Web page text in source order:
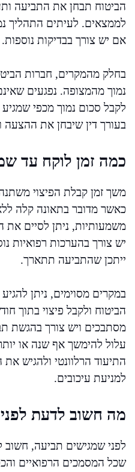
הביטוח תבחן את התביעה
לממצאים. לעיתים התהליך
אם יש צורך בבדיקות נוספות.
בחלק מהמקרים, חברות
נמוך מהמצופה. נפגעים
לקבל סכום נמוך מכפי
בעורך דין שיבחן את ההצעה
כמה זמן לוקח עד
משך זמן קבלת הפיצוי
כאשר מדובר בתאונה קלה
משמעותיות, ניתן לסיים
יש צורך בהערכות רפואיות
ייתכן שהתביעה תתארך.
במקרים מסוימים, ניתן
הביטוח ולקבל פיצוי בתוך
מסתבכים ויש צורך בהגשת
עלול להימשך אף שנה או
התיעוד הרלוונטי ולהגיש
למניעת עיכובים.
מה חשוב לדעת
לפני שמגישים תביעה, חשוב
שכל המסמכים הרפואיים